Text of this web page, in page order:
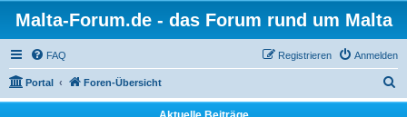
Malta-Forum.de - das Forum rund um Malta
FAQ Anmelden
Registrieren
Portal Foren-Übersicht
u